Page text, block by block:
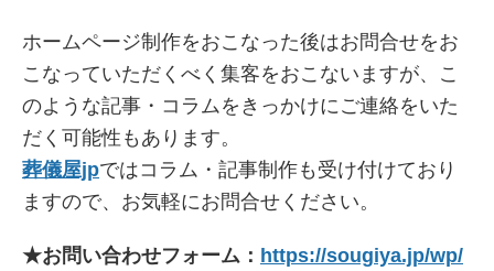
ホームページ制作をおこなった後はお問合せをお
こなっていただくべく集客をおこないますが、こ
のような記事・コラムをきっかけにご連絡をいた
だく可能性もあります。
葬儀屋jpではコラム・記事制作も受け付けており
ますので、お気軽にお問合せください。
★お問い合わせフォーム： https://sougiya.jp/wp/